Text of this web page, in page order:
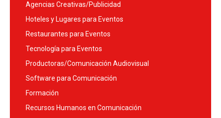
Agencias Creativas/Publicidad
Hoteles y Lugares para Eventos
Restaurantes para Eventos
Tecnología para Eventos
Productoras/Comunicación Audiovisual
Software para Comunicación
Formación
Recursos Humanos en Comunicación